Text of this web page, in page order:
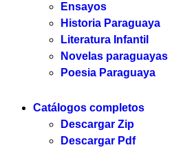
Ensayos
Historia Paraguaya
Literatura Infantil
Novelas paraguayas
Poesia Paraguaya
Catálogos completos
Descargar Zip
Descargar Pdf